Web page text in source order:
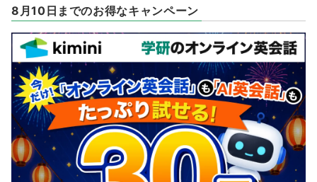
8月10日までのお得なキャンペーン